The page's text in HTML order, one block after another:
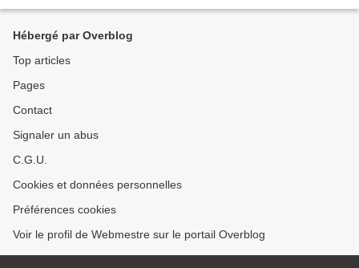
Hébergé par Overblog
Top articles
Pages
Contact
Signaler un abus
C.G.U.
Cookies et données personnelles
Préférences cookies
Voir le profil de Webmestre sur le portail Overblog